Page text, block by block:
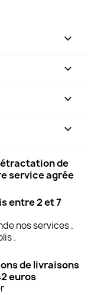



keyboard_arrow_down
de
service agrée
entre 2 et 7
nos services .
.
de livraisons
euros